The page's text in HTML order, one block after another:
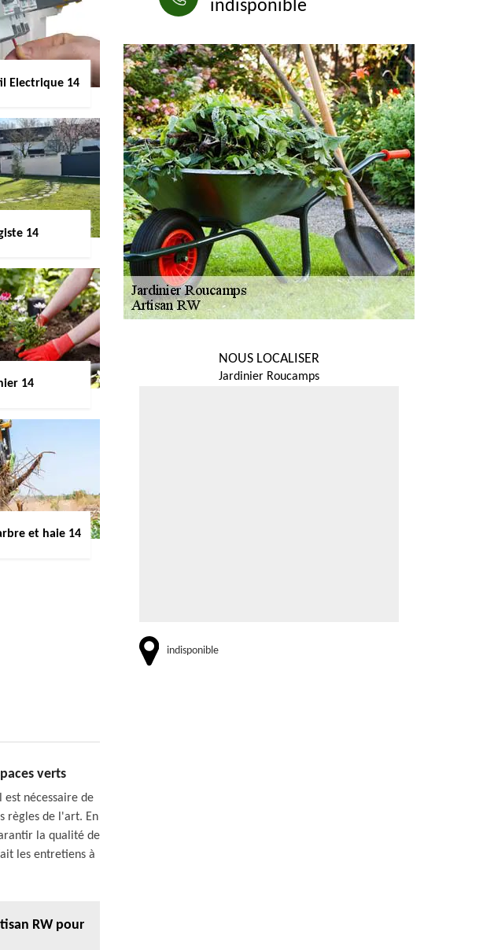
Electrique 14
14
14
et haie 14
verts
nécessaire de
règles de l'art. En
la qualité de
les entretiens à
RW pour
indisponible
NOUS LOCALISER
Jardinier Roucamps
indisponible